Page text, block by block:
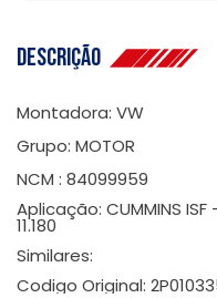
Descrição
Montadora: VW
Grupo: MOTOR
NCM : 84099959
Aplicação: CUMMINS ISF
11.180
Similares:
Codigo Original: